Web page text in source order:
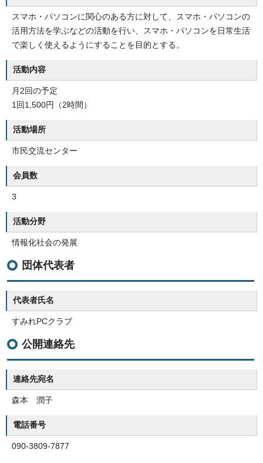
スマホ・パソコンに関心のある方に対して、スマホ・パソコンの
活用方法を学ぶなどの活動を行い、スマホ・パソコンを日常生活
で楽しく使えるようにすることを目的とする。
活動内容
月2回の予定
1回1,500円（2時間）
活動場所
市民交流センター
会員数
3
活動分野
情報化社会の発展
団体代表者
代表者氏名
すみれPCクラブ
公開連絡先
連絡先宛名
森本 潤子
電話番号
090-3809-7877